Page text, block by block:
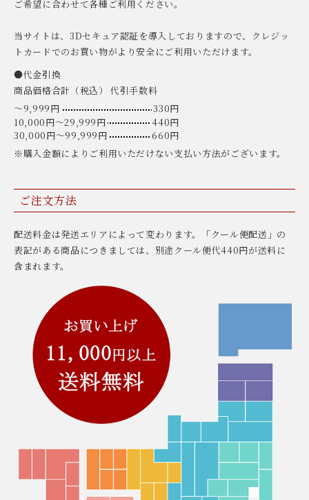
ご希望に合わせて各種ご利用ください。
当サイトは、3Dセキュア認証を導入しておりますので、クレジッ
トカードでのお買い物がより安全にご利用いただけます。
●代金引換
商品価格合計（税込） 代引手数料
〜9,999円
330円
10,000円〜29,999円
440円
30,000円〜99,999円
660円
※購入金額によりご利用いただけない支払い方法がございます。
ご注文方法
配送料金は発送エリアによって変わります。「クール便配送」の
表記がある商品につきましては、別途クール便代440円が送料に
含まれます。